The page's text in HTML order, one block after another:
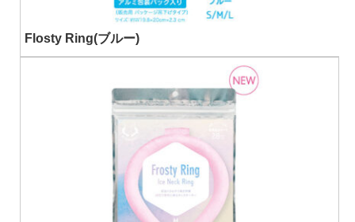
Flosty Ring(ブルー)